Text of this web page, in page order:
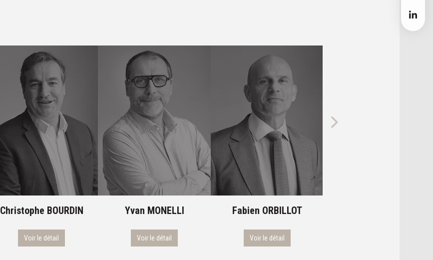
Christophe BOURDIN
Voir le détail
Yvan MONELLI
Voir le détail
Fabien ORBILLOT
Voir le détail